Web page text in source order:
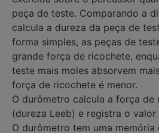
peça de teste. Comparando a
calcula a dureza da peça de
forma simples, as peças de
grande força de ricochete,
teste mais moles absorvem
força de ricochete é menor.
O durômetro calcula a força de
(dureza Leeb) e registra o valor
O durômetro tem uma memória